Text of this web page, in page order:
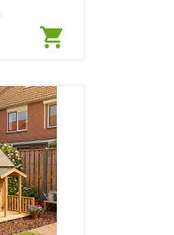
shopping_cart